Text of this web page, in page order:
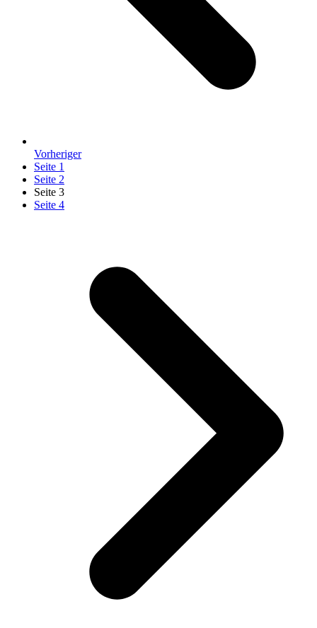
Vorheriger
Seite 1
Seite 2
Seite 3
Seite 4